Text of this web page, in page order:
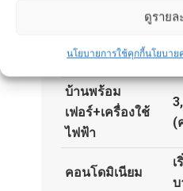
ดูรายล
นโยบายการใช้คุกกี้นโยบาย
ป
ล้าน
(
บ้านพร้อม
เฟอร์+เครื่องใช้
ไฟฟ้า
(
คอนโดมิเนียม
เ